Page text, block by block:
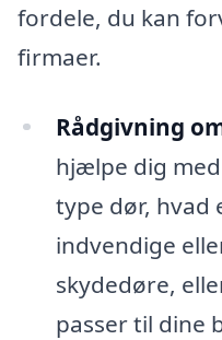
fordele, du kan
firmaer.
Rådgivning
hjælpe dig
type dør, hvad
indvendige
skydedøre,
passer til dine